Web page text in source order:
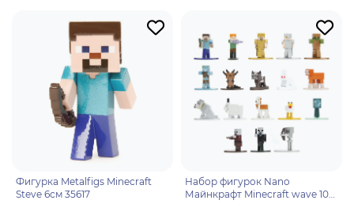
Фигурка Metalfigs Minecraft
Steve 6см 35617
Набор фигурок Nano
Майнкрафт Minecraft wave 10